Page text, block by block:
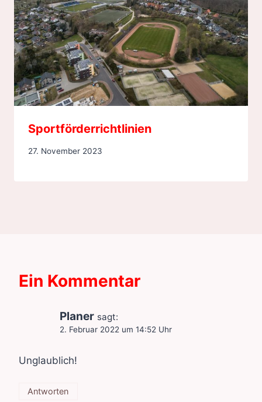
Sportförderrichtlinien
27. November 2023
Ein Kommentar
Planer sagt:
2. Februar 2022 um 14:52 Uhr
Unglaublich!
Antworten